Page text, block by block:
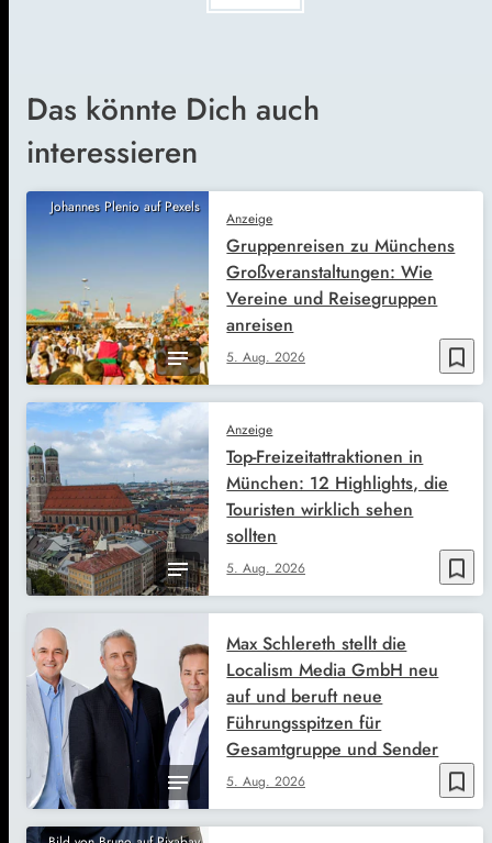
Das könnte Dich auch
interessieren
Johannes Plenio auf Pexels
bookmark_border
Anzeige
5. Aug. 2026
Gruppenreisen zu Münchens
Großveranstaltungen: Wie
Vereine und Reisegruppen
anreisen
bookmark_border
Anzeige
5. Aug. 2026
Top-Freizeitattraktionen in
München: 12 Highlights, die
Touristen wirklich sehen
sollten
bookmark_border
5. Aug. 2026
Max Schlereth stellt die
Localism Media GmbH neu
auf und beruft neue
Führungsspitzen für
Gesamtgruppe und Sender